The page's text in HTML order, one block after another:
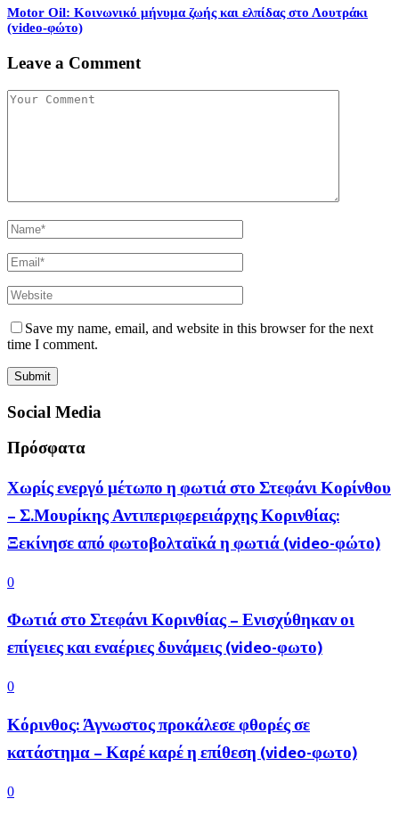
Motor Oil: Κοινωνικό μήνυμα ζωής και ελπίδας στο Λουτράκι
(video-φώτο)
Leave a Comment
Save my name, email, and website in this browser for the next
time I comment.
Social Media
Πρόσφατα
Χωρίς ενεργό μέτωπο η φωτιά στο Στεφάνι Κορίνθου
– Σ.Μουρίκης Αντιπεριφερειάρχης Κορινθίας:
Ξεκίνησε από φωτοβολταϊκά η φωτιά (video-φώτο)
0
Φωτιά στο Στεφάνι Κορινθίας – Ενισχύθηκαν οι
επίγειες και εναέριες δυνάμεις (video-φωτο)
0
Κόρινθος: Άγνωστος προκάλεσε φθορές σε
κατάστημα – Καρέ καρέ η επίθεση (video-φωτο)
0